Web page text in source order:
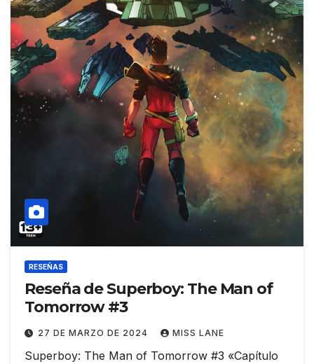
RESEÑAS
Reseña de Superboy: The Man of
Tomorrow #3
27 DE MARZO DE 2024 MISS LANE
Superboy: The Man of Tomorrow #3 «Capítulo